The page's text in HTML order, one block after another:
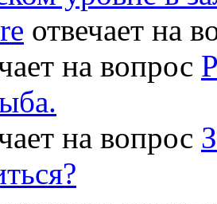
отвечает на
на вопрос
на вопрос